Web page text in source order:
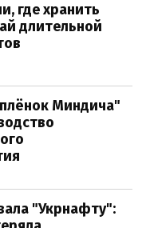
где хранить
длительной
Миндича"
"Укрнафту":